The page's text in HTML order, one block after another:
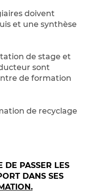
doivent
et une synthèse
de stage et
sont
de formation
de recyclage
DE PASSER LES
DANS SES
.